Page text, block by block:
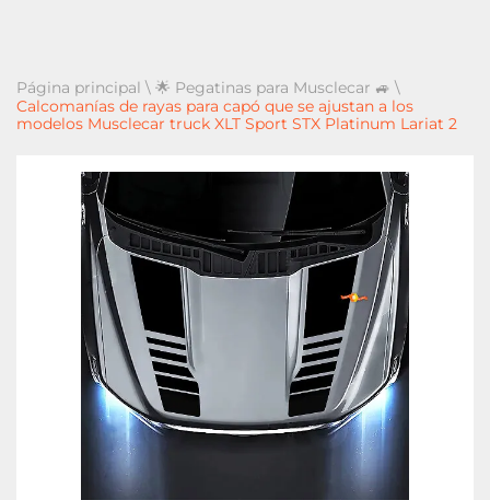
Página principal \ 🌟 Pegatinas para Musclecar 🚙 \
Calcomanías de rayas para capó que se ajustan a los
modelos Musclecar truck XLT Sport STX Platinum Lariat 2